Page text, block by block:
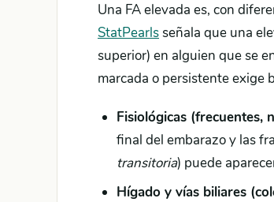
Una FA elevada es, con
StatPearlsseñala que una
superior) en alguien que se
marcada o persistente exige
Fisiológicas (frecuentes,
final del embarazo y las
transitoria) puede
Hígado y vías biliares